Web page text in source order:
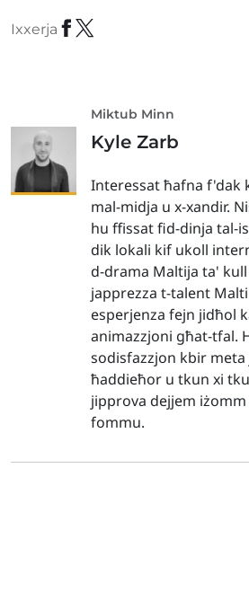
Ixxerja
Miktub Minn
Kyle Zarb
Interessat ħafna f'dak
mal-midja u x-xandir.
hu ffissat fid-dinja tal-
dik lokali kif ukoll
d-drama Maltija ta'
japprezza t-talent
esperjenza fejn jidħol
animazzjoni għat-tfal.
sodisfazzjon kbir
ħaddieħor u tkun xi
jipprova dejjem
fommu.